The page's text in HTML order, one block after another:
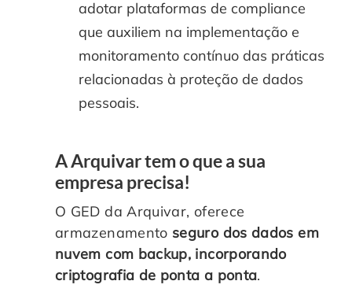
adotar plataformas de compliance
que auxiliem na implementação e
monitoramento contínuo das práticas
relacionadas à proteção de dados
pessoais.
A Arquivar tem o que a sua
empresa precisa!
O GED da Arquivar, oferece
armazenamento seguro dos dados em
nuvem com backup, incorporando
criptografia de ponta a ponta.